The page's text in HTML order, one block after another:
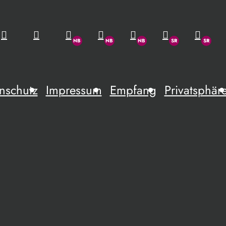
Impressum Empfang